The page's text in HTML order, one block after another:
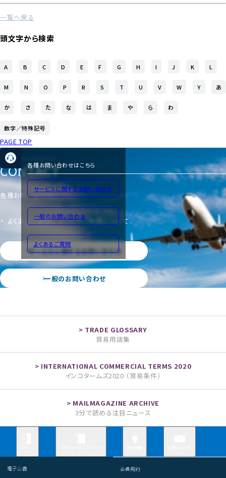
一覧へ戻る
頭文字から検索
A B C D E F G H I J K L
M N O P R S T U V W Y あ
か さ た な は ま や ら わ
数字／特殊記号
PAGE TOP
各種お問い合わせはこちら
サービスに関するお問い合わせ
一般のお問い合わせ
よくあるご質問
CONTACT
各種お問い合わせ
よくあるご質問 サイトのご利用について
サービスに関するお問い合わせ
一般のお問い合わせ
貿易用語集
インコタームズ2020 （貿易条件）
3分で読める注目ニュース
電子公告 会員規約